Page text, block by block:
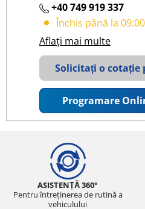
+40 749 919 337
Închis până la 09:00
Aflați mai multe
Solicitați o cotație
Programare
ASISTENȚĂ 360°
Pentru întreținerea de rutină a
vehiculului